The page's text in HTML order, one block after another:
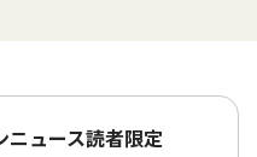
ニュース読者限定